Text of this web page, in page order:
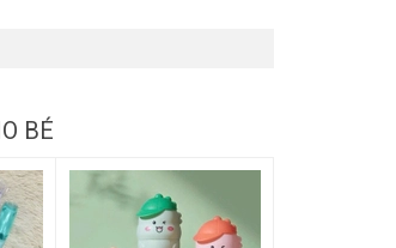
BÉ